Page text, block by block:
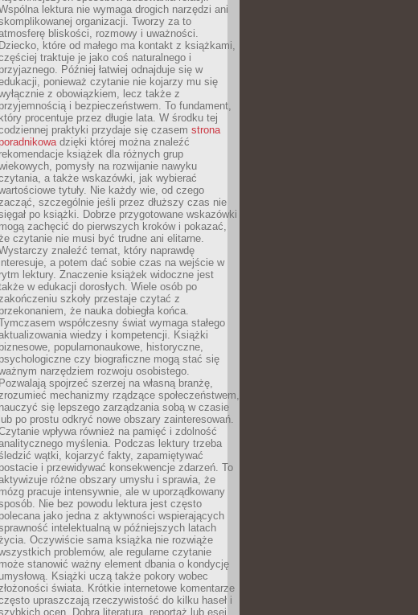
lektura nie wymaga drogich narzędzi ani
organizacji. Tworzy za to
bliskości, rozmowy i uważności.
Dziecko, które od małego ma kontakt z książkami,
traktuje je jako coś naturalnego i
przyjaznego. Później łatwiej odnajduje się w
ponieważ czytanie nie kojarzy mu się
z obowiązkiem, lecz także z
przyjemnością i bezpieczeństwem. To fundament,
który procentuje przez długie lata. W środku tej
praktyki przydaje się czasem strona
dzięki której można znaleźć
rekomendacje książek dla różnych grup
pomysły na rozwijanie nawyku
a także wskazówki, jak wybierać
tytuły. Nie każdy wie, od czego
szczególnie jeśli przez dłuższy czas nie
po książki. Dobrze przygotowane wskazówki
mogą zachęcić do pierwszych kroków i pokazać,
czytanie nie musi być trudne ani elitarne.
znaleźć temat, który naprawdę
interesuje, a potem dać sobie czas na wejście w
rytm lektury. Znaczenie książek widoczne jest
w edukacji dorosłych. Wiele osób po
szkoły przestaje czytać z
przekonaniem, że nauka dobiegła końca.
współczesny świat wymaga stałego
wiedzy i kompetencji. Książki
biznesowe, popularnonaukowe, historyczne,
psychologiczne czy biograficzne mogą stać się
narzędziem rozwoju osobistego.
Pozwalają spojrzeć szerzej na własną branżę,
mechanizmy rządzące społeczeństwem,
nauczyć się lepszego zarządzania sobą w czasie
lub po prostu odkryć nowe obszary zainteresowań.
wpływa również na pamięć i zdolność
myślenia. Podczas lektury trzeba
wątki, kojarzyć fakty, zapamiętywać
postacie i przewidywać konsekwencje zdarzeń. To
różne obszary umysłu i sprawia, że
mózg pracuje intensywnie, ale w uporządkowany
Nie bez powodu lektura jest często
polecana jako jedna z aktywności wspierających
intelektualną w późniejszych latach
Oczywiście sama książka nie rozwiąże
problemów, ale regularne czytanie
może stanowić ważny element dbania o kondycję
umysłową. Książki uczą także pokory wobec
świata. Krótkie internetowe komentarze
upraszczają rzeczywistość do kilku haseł i
ocen. Dobra literatura, reportaż lub esej